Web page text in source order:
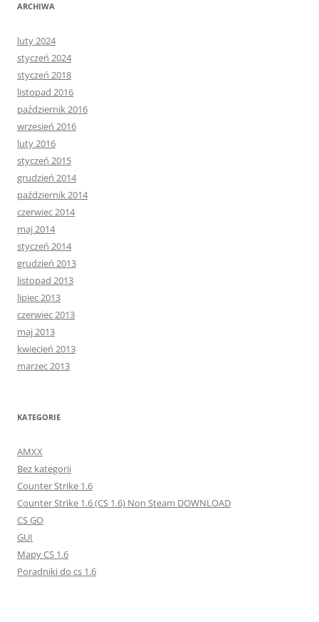
ARCHIWA
luty 2024
styczeń 2024
styczeń 2018
listopad 2016
październik 2016
wrzesień 2016
luty 2016
styczeń 2015
grudzień 2014
październik 2014
czerwiec 2014
maj 2014
styczeń 2014
grudzień 2013
listopad 2013
lipiec 2013
czerwiec 2013
maj 2013
kwiecień 2013
marzec 2013
KATEGORIE
AMXX
Bez kategorii
Counter Strike 1.6
Counter Strike 1.6 (CS 1.6) Non Steam DOWNLOAD
CS GO
GUI
Mapy CS 1.6
Poradniki do cs 1.6